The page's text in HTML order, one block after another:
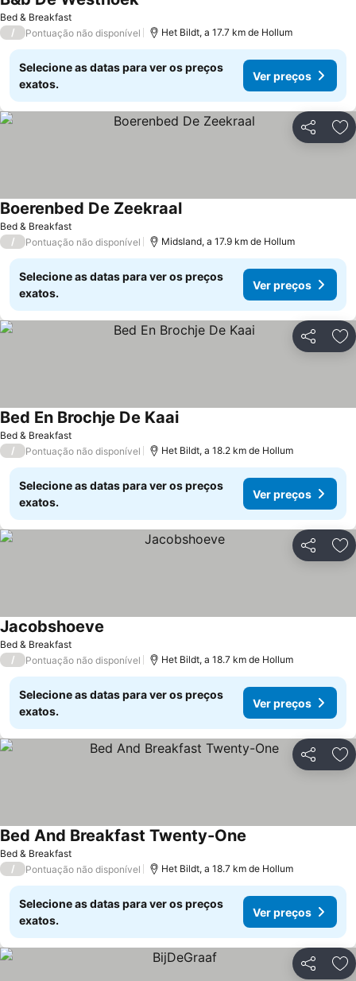
Bed & Breakfast
/ Pontuação não disponível Het Bildt, a 17.7 km de Hollum
Selecione as datas para ver os preços
exatos.
Ver preços
Partilhar
Bed & Breakfast
Boerenbed De Zeekraal
/ Pontuação não disponível Midsland, a 17.9 km de Hollum
Selecione as datas para ver os preços
exatos.
Ver preços
Partilhar
Bed & Breakfast
Bed En Brochje De Kaai
/ Pontuação não disponível Het Bildt, a 18.2 km de Hollum
Selecione as datas para ver os preços
exatos.
Ver preços
Partilhar
Bed & Breakfast
Jacobshoeve
/ Pontuação não disponível Het Bildt, a 18.7 km de Hollum
Selecione as datas para ver os preços
exatos.
Ver preços
Partilhar
Bed & Breakfast
Bed And Breakfast Twenty-One
/ Pontuação não disponível Het Bildt, a 18.7 km de Hollum
Selecione as datas para ver os preços
exatos.
Ver preços
Partilhar